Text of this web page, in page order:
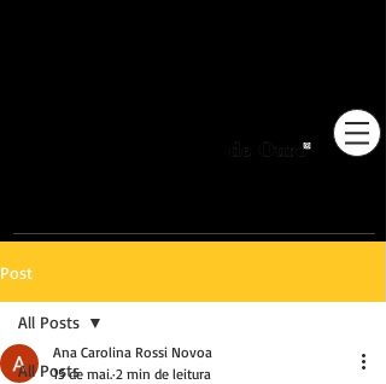
Post
All Posts
All Posts
Ana Carolina Rossi Novoa
15 de mai. 2 min de leitura